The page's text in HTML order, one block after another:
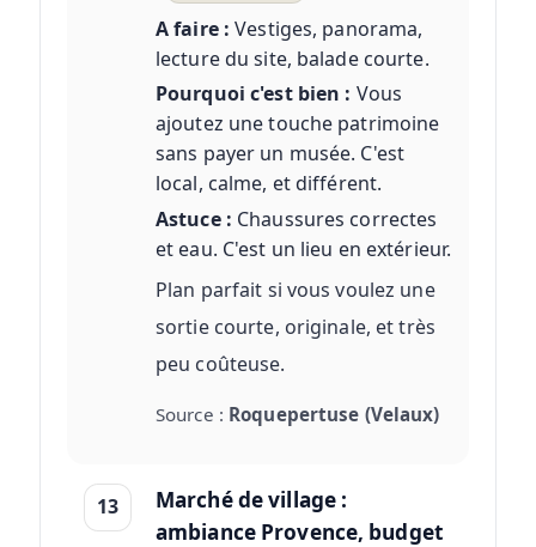
A faire : Vestiges, panorama,
lecture du site, balade courte.
Pourquoi c'est bien : Vous
ajoutez une touche patrimoine
sans payer un musée. C'est
local, calme, et différent.
Astuce : Chaussures correctes
et eau. C'est un lieu en extérieur.
Plan parfait si vous voulez une
sortie courte, originale, et très
peu coûteuse.
Source : Roquepertuse (Velaux)
13
Marché de village :
ambiance Provence, budget